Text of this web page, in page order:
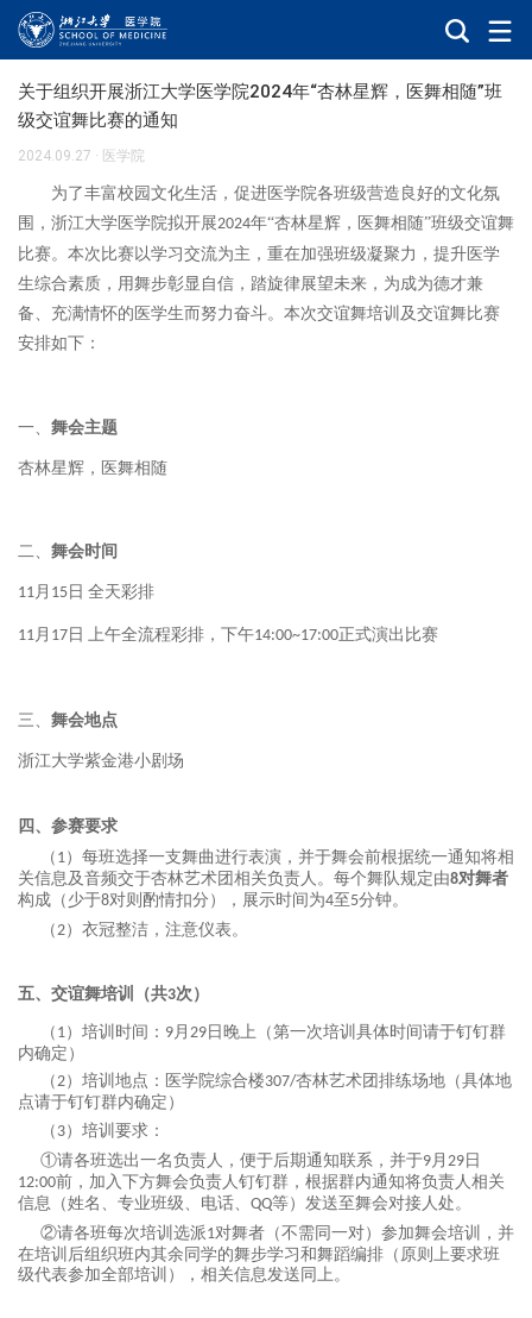
关于组织开展浙江大学医学院2024年“杏林星辉，医舞相随”班
级交谊舞比赛的通知
2024.09.27 · 医学院
为了丰富校园文化生活，促进医学院各班级营造良好的文化氛
围，浙江大学医学院拟开展2024年“杏林星辉，医舞相随”班级交谊舞
比赛。本次比赛以学习交流为主，重在加强班级凝聚力，提升医学
生综合素质，用舞步彰显自信，踏旋律展望未来，为成为德才兼
备、充满情怀的医学生而努力奋斗。本次交谊舞培训及交谊舞比赛
安排如下：
一、 舞会主题
杏林星辉，医舞相随
二、 舞会时间
11月15日 全天彩排
11月17日 上午全流程彩排，下午14:00~17:00正式演出比赛
三、 舞会地点
浙江大学紫金港小剧场
四、参赛要求
（ 1）每班选择一支舞曲进行表演，并于舞会前根据统一通知将相
关信息及音频交于杏林艺术团相关负责人。每个舞队规定由8对舞者
构成（少于8对则酌情扣分），展示时间为4至 5分钟。
（2）衣冠整洁，注意仪表。
五、交谊舞培训（共3次）
（ 1）培训时间： 9 月 29日晚上（第一次培训具体时间请于钉钉群
内确定）
（2）培训地点：医学院综合楼307/杏林艺术团排练场地（具体地
点请于钉钉群内确定）
（ 3）培训要求：
①请各班选出一名负责人，便于后期通知联系，并于9 月 29日
12:00前，加入下方舞会负责人钉钉群，根据群内通知将负责人相关
信息（姓名、专业班级、电话、 QQ等）发送至舞会对接人处。
②请各班每次培训选派1对舞者（不需同一对）参加舞会培训，并
在培训后组织班内其余同学的舞步学习和舞蹈编排（原则上要求班
级代表参加全部培训），相关信息发送同上。